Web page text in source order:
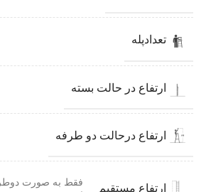
تعدادپله
ارتفاع در حالت بسته
ارتفاع درحالت دو طرفه
ارتفاع مستقیم
فقط به صورت